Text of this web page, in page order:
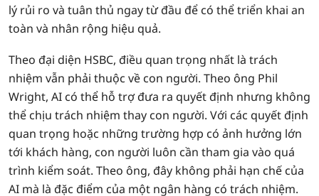
lý rủi ro và tuân thủ ngay từ đầu để có thể triển khai an
toàn và nhân rộng hiệu quả.
Theo đại diện HSBC, điều quan trọng nhất là trách
nhiệm vẫn phải thuộc về con người. Theo ông Phil
Wright, AI có thể hỗ trợ đưa ra quyết định nhưng không
thể chịu trách nhiệm thay con người. Với các quyết định
quan trọng hoặc những trường hợp có ảnh hưởng lớn
tới khách hàng, con người luôn cần tham gia vào quá
trình kiểm soát. Theo ông, đây không phải hạn chế của
AI mà là đặc điểm của một ngân hàng có trách nhiệm.